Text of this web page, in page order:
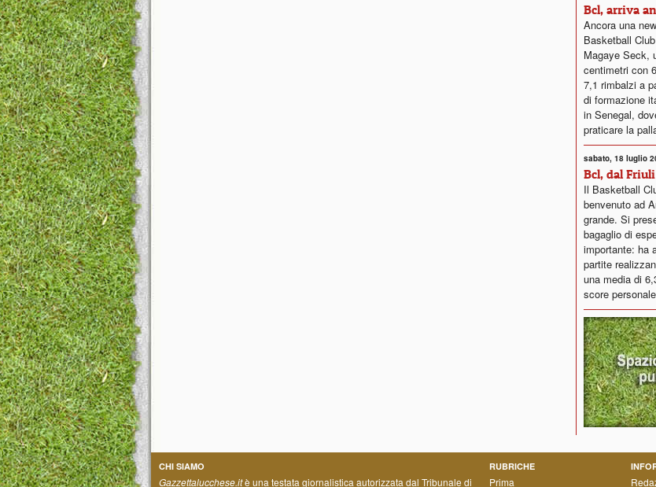
Bcl, arriva
Ancora una
Basketball
Magaye Seck,
centimetri con
7,1 rimbalzi a
di formazione
in Senegal,
praticare la
sabato, 18 luglio
Bcl, dal
Il Basketball
benvenuto ad
grande. Si
bagaglio di
importante: ha
partite
una media di
score
CHI SIAMO
Gazzettalucchese.itè una testata giornalistica autorizzata dal Tribunale di
RUBRICHE
Prima